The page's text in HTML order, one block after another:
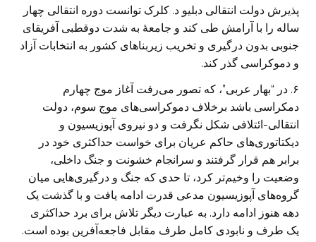
پذیرش دولت انتقالی دبلیو د. کلرک توانست دوره انتقالی چهار
ساله را با آرامش طی کند و جامعۀ به شدت دوقطبی آفریقای
جنوبی بدون درگیری و تخریب زیربناهای کشور به انتخابات آزاد
و دموکراسی گذر کند.
۶. در “بهار عربی”، که تصور می‌رفت آغاز موج چهارم
دمکراسی باشد برخلاف دموکراسی‌های موج سوم، دولت
انتقالی-ائتلافی شکل نگرفت و دو نیروی آپوزیسیون و
دیکتاتوری‌های حاکم عریان برای خواست حداکثری خود در
برابر هم قرار گرفتند و سرانجام خشونت و جنگ داخلی،
وضعیت را وخیم‌تر کرد، تا حدی که جنگ و درگیری‌هایی میان
گروه‌های آپوزیسیون مدعی قدرت ادامه یافت و با گذشت یک
دهه هنوز ادامه دارد. به عبارت دیگر تلاش برای برد حداکثری
یک طرف و نابودی کامل طرف مقابل فاجعه‌آفرین بوده است.